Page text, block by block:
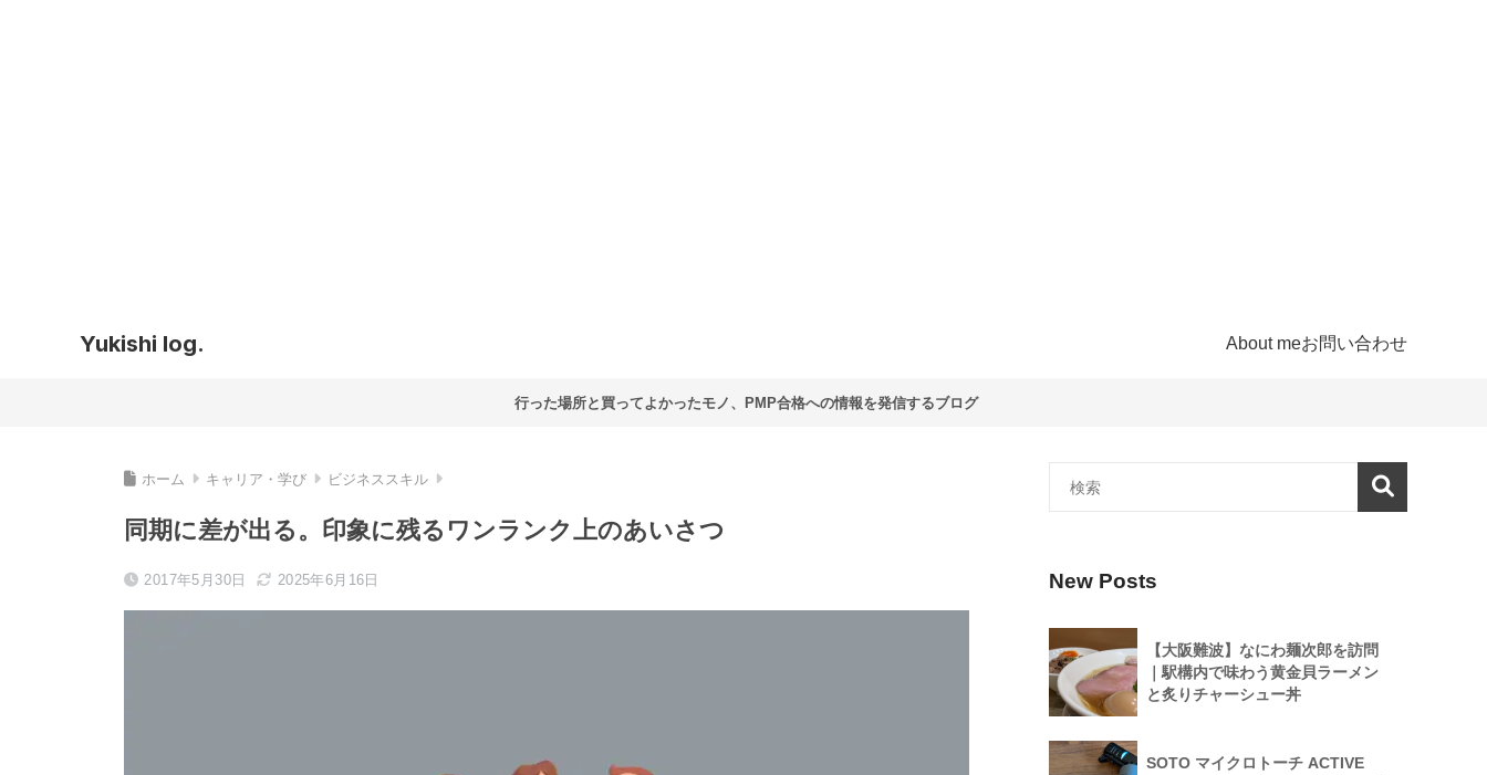
Yukishi log. About meお問い合わせ
行った場所と買ってよかったモノ、PMP合格への情報を発信するブログ
ホーム キャリア・学び ビジネススキル
同期に差が出る。印象に残るワンランク上のあいさつ
2017年5月30日 2025年6月16日 New Posts
【大阪難波】なにわ麺次郎を訪問
｜駅構内で味わう黄金貝ラーメン
と炙りチャーシュー丼
SOTO マイクロトーチ ACTIVE